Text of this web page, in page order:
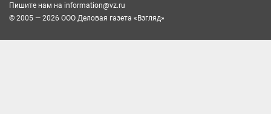
Пишите нам на information@vz.ru
© 2005 — 2026 ООО Деловая газета «Взгляд»